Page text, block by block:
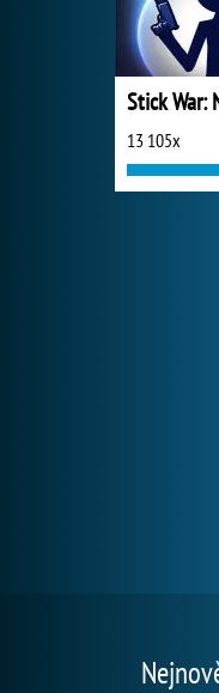
Stick War:
13 105x